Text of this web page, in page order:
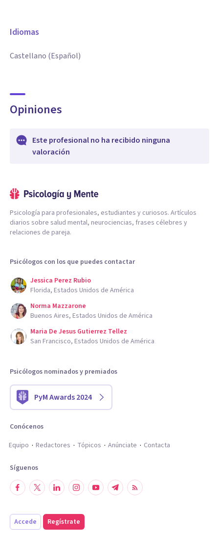
Idiomas
Castellano (Español)
Opiniones
Este profesional no ha recibido ninguna
valoración
Psicología para profesionales, estudiantes y curiosos. Artículos
diarios sobre salud mental, neurociencias, frases célebres y
relaciones de pareja.
Psicólogos con los que puedes contactar
Jessica Perez Rubio
Florida, Estados Unidos de América
Norma Mazzarone
Buenos Aires, Estados Unidos de América
Maria De Jesus Gutierrez Tellez
San Francisco, Estados Unidos de América
Psicólogos nominados y premiados
PyM Awards 2024
Conócenos
Equipo
Redactores Tópicos Anúnciate Contacta
Síguenos
Accede Regístrate